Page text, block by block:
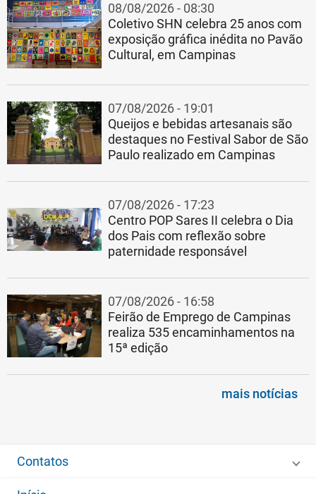
08/08/2026 - 08:30
Coletivo SHN celebra 25 anos com
exposição gráfica inédita no Pavão
Cultural, em Campinas
07/08/2026 - 19:01
Queijos e bebidas artesanais são
destaques no Festival Sabor de São
Paulo realizado em Campinas
07/08/2026 - 17:23
Centro POP Sares II celebra o Dia
dos Pais com reflexão sobre
paternidade responsável
07/08/2026 - 16:58
Feirão de Emprego de Campinas
realiza 535 encaminhamentos na
15ª edição
mais notícias
Contatos